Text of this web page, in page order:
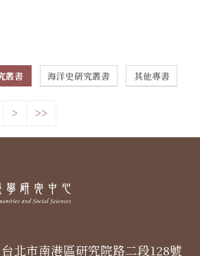
叢書 海洋史研究叢書 其他專書
> >>
北市南港區研究院路二段128號